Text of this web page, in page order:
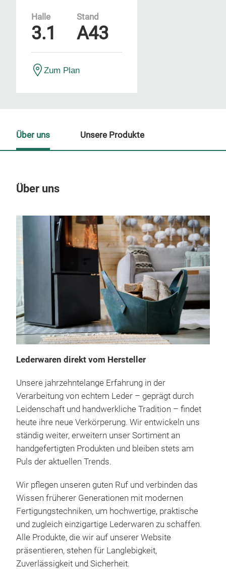
Halle
3.1
Stand
A43
Zum Plan
Über uns
Lederwaren direkt vom Hersteller
Unsere jahrzehntelange Erfahrung in der
Verarbeitung von echtem Leder – geprägt durch
Leidenschaft und handwerkliche Tradition – findet
heute ihre neue Verkörperung. Wir entwickeln uns
ständig weiter, erweitern unser Sortiment an
handgefertigten Produkten und bleiben stets am
Puls der aktuellen Trends.
Wir pflegen unseren guten Ruf und verbinden das
Wissen früherer Generationen mit modernen
Fertigungstechniken, um hochwertige, praktische
und zugleich einzigartige Lederwaren zu schaffen.
Alle Produkte, die wir auf unserer Website
präsentieren, stehen für Langlebigkeit,
Zuverlässigkeit und Sicherheit.
Über uns Unsere Produkte